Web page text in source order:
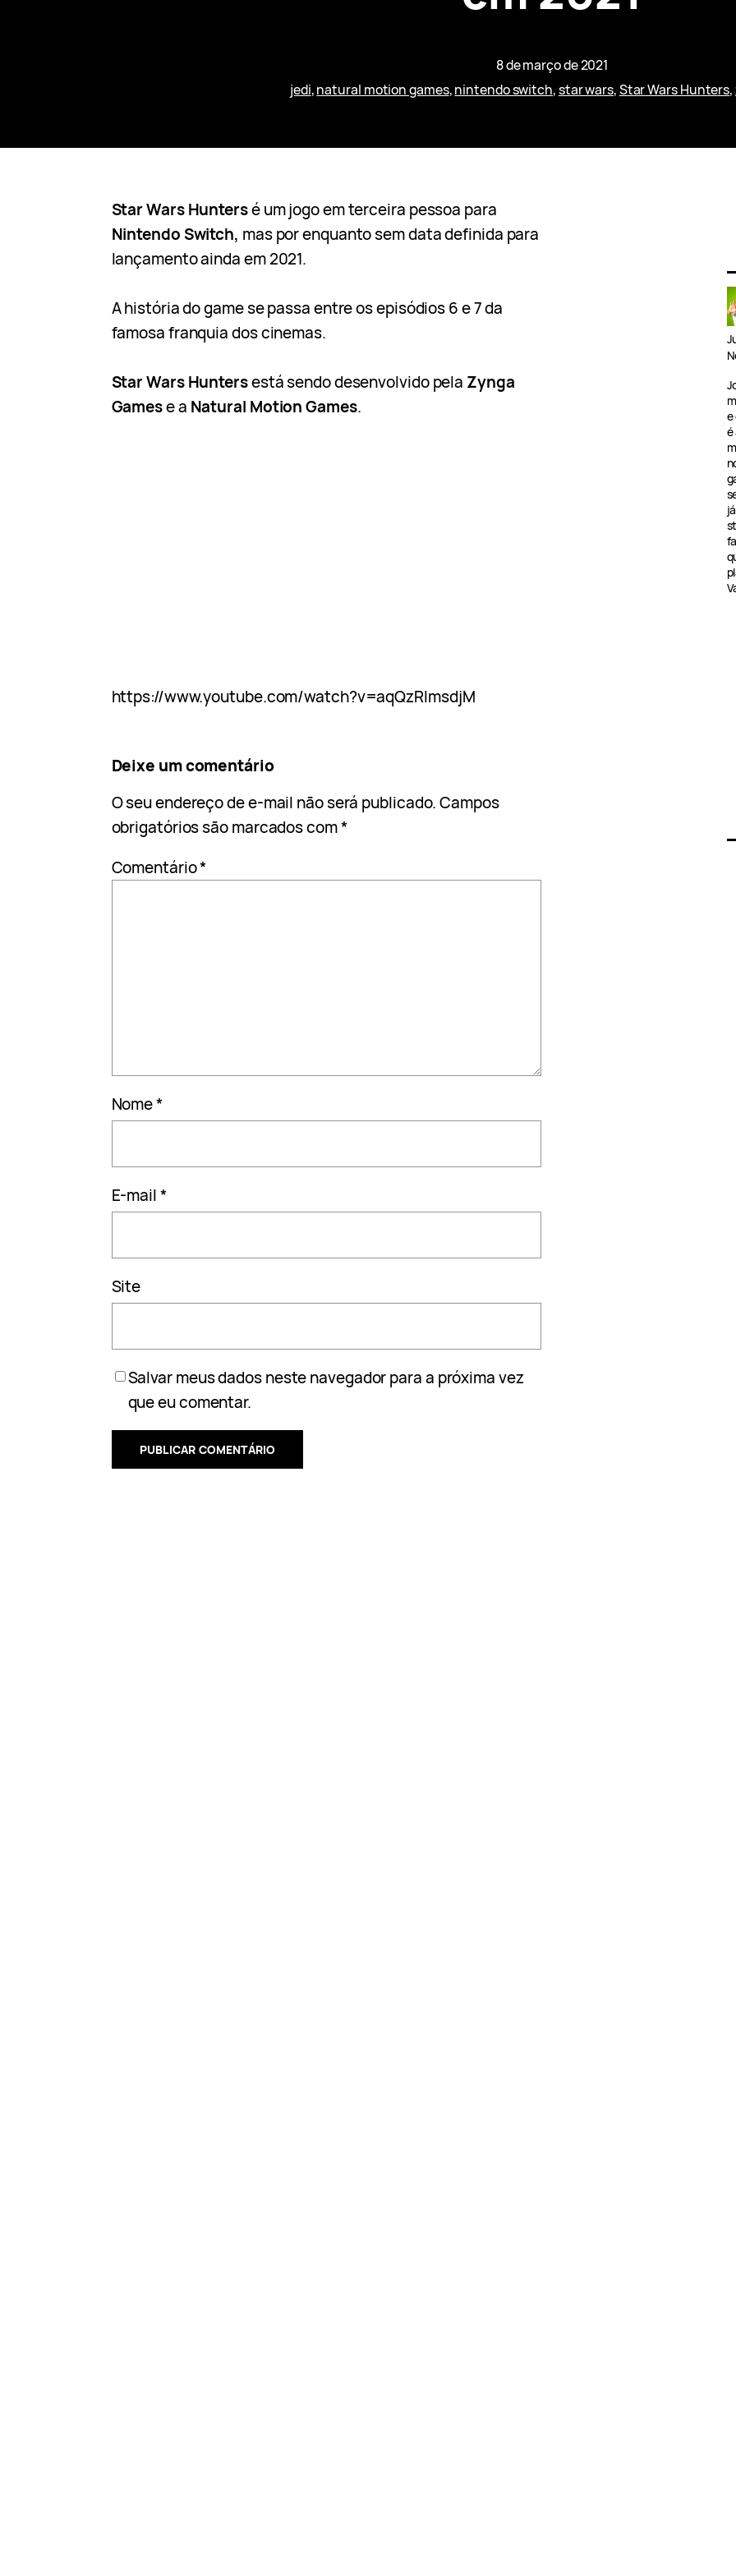
8 de março de 2021
jedi, natural motion games, nintendo switch, star wars, Star Wars Hunters,
Star Wars Huntersé um jogo em terceira pessoa para
Nintendo Switch, mas por enquanto sem data definida para
lançamento ainda em 2021.
A história do game se passa entre os episódios 6 e 7 da
famosa franquia dos cinemas.
Star Wars Huntersestá sendo desenvolvido pela Zynga
Gamese a Natural Motion Games.
https://www.youtube.com/watch?v=aqQzRImsdjM
Deixe um comentário
O seu endereço de e-mail não será publicado. Campos
obrigatórios são marcados com*
Comentário*
Nome*
E-mail*
Site
Salvar meus dados neste navegador para a próxima vez
que eu comentar.
e
é